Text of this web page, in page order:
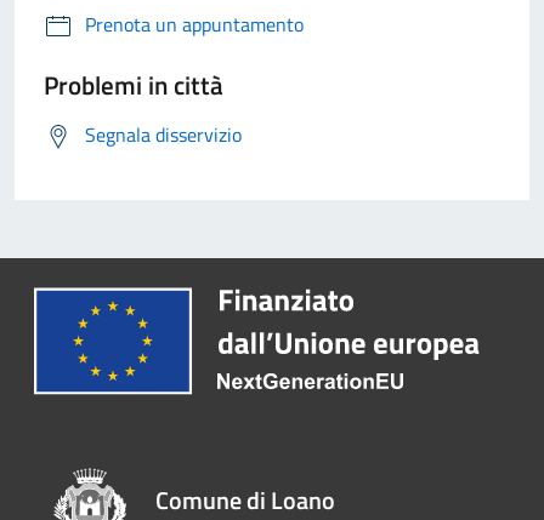
Prenota un appuntamento
Problemi in città
Segnala disservizio
Comune di Loano